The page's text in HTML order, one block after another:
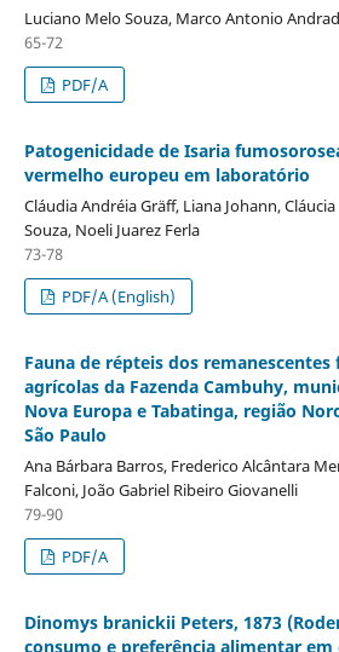
Luciano Melo Souza, Marco Antonio
65-72
PDF/A
Patogenicidade de Isaria
vermelho europeu em laboratório
Cláudia Andréia Gräff, Liana Johann,
Souza, Noeli Juarez Ferla
73-78
PDF/A (English)
Fauna de répteis dos
agrícolas da Fazenda Cambuhy,
Nova Europa e Tabatinga, região
São Paulo
Ana Bárbara Barros, Frederico Alcântara
Falconi, João Gabriel Ribeiro Giovanelli
79-90
PDF/A
Dinomys branickii Peters, 1873
consumo e preferência alimentar em